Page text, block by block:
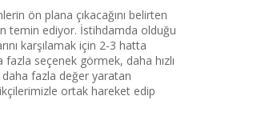
ön plana çıkacağını belirten
temin ediyor. İstihdamda olduğu
karşılamak için 2-3 hatta
seçenek görmek, daha hızlı
fazla değer yaratan
ortak hareket edip